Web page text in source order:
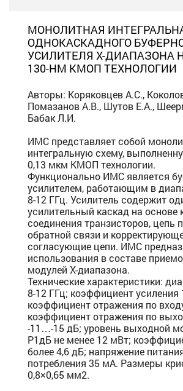
МОНОЛИТНАЯ
ОДНОКАСКАДНОГО
УСИЛИТЕЛЯ X-ДИАПАЗОНА
130-НМ КМОП ТЕХНОЛОГИИ
Авторы: Коряковцев А.С.,
Помазанов А.В., Шутов Е.А.,
Бабак Л.И.
ИМС представляет собой
интегральную схему,
0,13 мкм КМОП технологии.
Функционально ИМС является
усилителем, работающим в
8-12 ГГц. Усилитель содержит
усилительный каскад на основе
соединения транзисторов, цепь
обратной связи и
согласующие цепи. ИМС
использования в составе
модулей Х-диапазона.
Технические характеристики:
8-12 ГГц; коэффициент усиления
коэффициент отражения по
коэффициент отражения по
-11…-15 дБ; уровень выходной
P1дБ не менее 12 мВт;
более 4,6 дБ; напряжение
потребления 35 мА. Размеры
0,8×0,65 мм2.